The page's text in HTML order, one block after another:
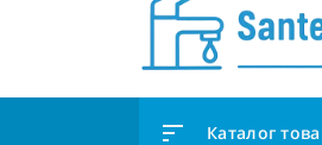
Каталог